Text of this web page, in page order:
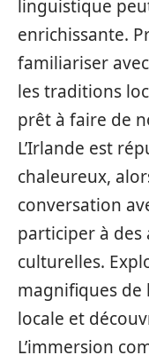
linguistique
enrichissante.
familiariser
les traditions
prêt à faire de
L’Irlande est
chaleureux,
conversation
participer à des
culturelles.
magnifiques de
locale et
L’immersion